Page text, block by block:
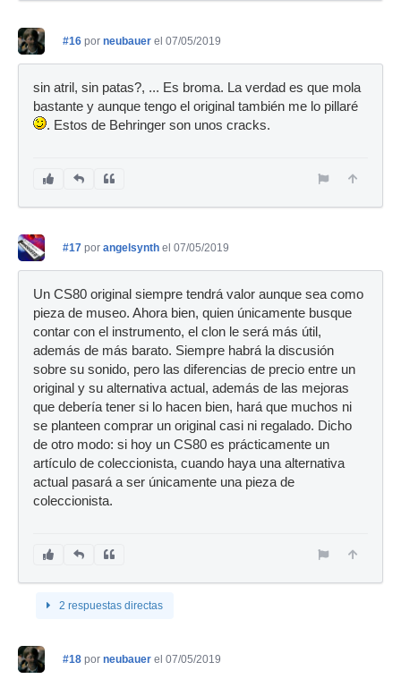
#16 por neubauer el 07/05/2019
sin atril, sin patas?, ... Es broma. La verdad es que mola
bastante y aunque tengo el original también me lo pillaré
. Estos de Behringer son unos cracks.
#17 por angelsynth el 07/05/2019
Un CS80 original siempre tendrá valor aunque sea como
pieza de museo. Ahora bien, quien únicamente busque
contar con el instrumento, el clon le será más útil,
además de más barato. Siempre habrá la discusión
sobre su sonido, pero las diferencias de precio entre un
original y su alternativa actual, además de las mejoras
que debería tener si lo hacen bien, hará que muchos ni
se planteen comprar un original casi ni regalado. Dicho
de otro modo: si hoy un CS80 es prácticamente un
artículo de coleccionista, cuando haya una alternativa
actual pasará a ser únicamente una pieza de
coleccionista.
2 respuestas directas
#18 por neubauer el 07/05/2019